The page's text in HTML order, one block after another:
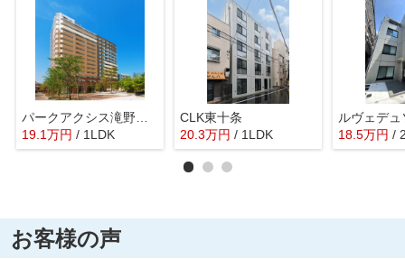
パークアクシス滝野川ラ ブリーズ
19.1万円 / 1LDK
CLK東十条
20.3万円 / 1LDK
ルヴェデ
18.5万円 /
お客様の声